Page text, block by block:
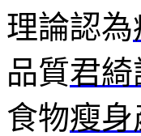
理論認為
品質君綺
食物瘦身